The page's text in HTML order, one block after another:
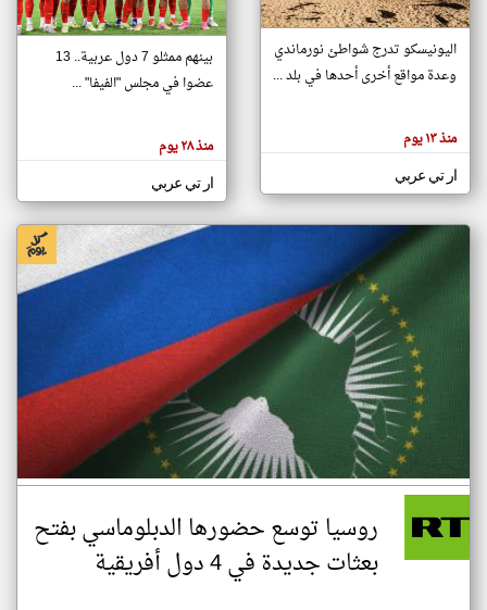
تغيير الدولة
اخبار جزر القمر على مدار الساعة
أهم اخبار جزر القمر العاجلة والمباشرة
هنا عن
وجهة
كاتبيها.
اليونيسكو تدرج شواطئ نورماندي
وعدة مواقع أخرى أحدها في بلد ...
منذ ١٣ يوم
ار تي عربي
بينهم ممثلو 7 دول عربية.. 13
عضوا في مجلس "الفيفا" ...
منذ ٢٨ يوم
ار تي عربي
روسيا توسع حضورها الدبلوماسي بفتح
بعثات جديدة في 4 دول أفريقية
klyoum.com